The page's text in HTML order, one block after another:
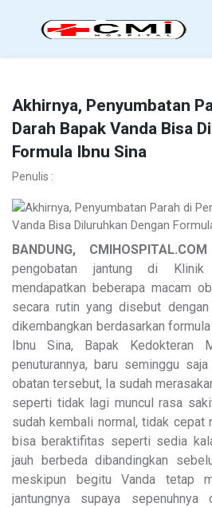
Akhirnya, Penyumbatan
Darah Bapak Vanda Bisa
Formula Ibnu Sina
Penulis :
BANDUNG,
pengobatan jantung di
mendapatkan beberapa macam
secara rutin yang disebut
dikembangkan berdasarkan
Ibnu Sina, Bapak Kedokteran
penuturannya, baru seminggu
obatan tersebut, Ia sudah
seperti tidak lagi muncul rasa
sudah kembali normal, tidak cepat
bisa beraktifitas seperti sedia
jauh berbeda dibandingkan
meskipun begitu Vanda tetap
jantungnya supaya sepenuhnya